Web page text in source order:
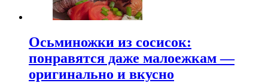
Осьминожки из сосисок:
понравятся даже малоежкам —
оригинально и вкусно